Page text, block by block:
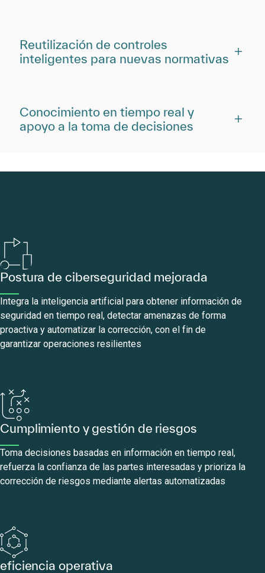
Reutilización de controles
inteligentes para nuevas normativas
Conocimiento en tiempo real y
apoyo a la toma de decisiones
Postura de ciberseguridad mejorada
Integra la inteligencia artificial para obtener información de
seguridad en tiempo real, detectar amenazas de forma
proactiva y automatizar la corrección, con el fin de
garantizar operaciones resilientes
Cumplimiento y gestión de riesgos
Toma decisiones basadas en información en tiempo real,
refuerza la confianza de las partes interesadas y prioriza la
corrección de riesgos mediante alertas automatizadas
eficiencia operativa